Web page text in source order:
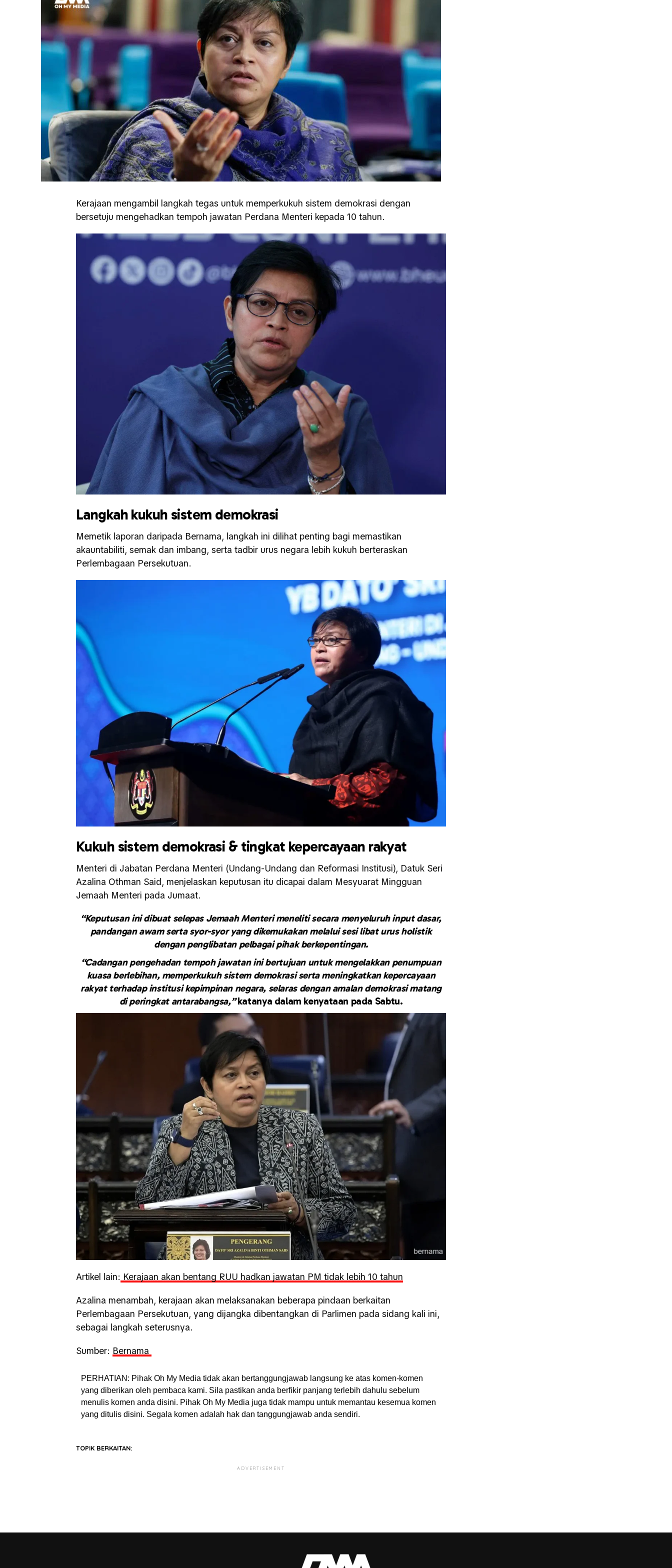
Kerajaan mengambil langkah tegas untuk memperkukuh sistem demokrasi dengan
bersetuju mengehadkan tempoh jawatan Perdana Menteri kepada 10 tahun.
Langkah kukuh sistem demokrasi
Memetik laporan daripada Bernama, langkah ini dilihat penting bagi memastikan
akauntabiliti, semak dan imbang, serta tadbir urus negara lebih kukuh berteraskan
Perlembagaan Persekutuan.
Kukuh sistem demokrasi & tingkat kepercayaan rakyat
Menteri di Jabatan Perdana Menteri (Undang-Undang dan Reformasi Institusi), Datuk Seri
Azalina Othman Said, menjelaskan keputusan itu dicapai dalam Mesyuarat Mingguan
Jemaah Menteri pada Jumaat.
“Keputusan ini dibuat selepas Jemaah Menteri meneliti secara menyeluruh input dasar,
pandangan awam serta syor-syor yang dikemukakan melalui sesi libat urus holistik
dengan penglibatan pelbagai pihak berkepentingan.
“Cadangan pengehadan tempoh jawatan ini bertujuan untuk mengelakkan penumpuan
kuasa berlebihan, memperkukuh sistem demokrasi serta meningkatkan kepercayaan
rakyat terhadap institusi kepimpinan negara, selaras dengan amalan demokrasi matang
di peringkat antarabangsa,”katanya dalam kenyataan pada Sabtu.
Artikel lain: Kerajaan akan bentang RUU hadkan jawatan PM tidak lebih 10 tahun
Azalina menambah, kerajaan akan melaksanakan beberapa pindaan berkaitan
Perlembagaan Persekutuan, yang dijangka dibentangkan di Parlimen pada sidang kali ini,
sebagai langkah seterusnya.
Sumber: Bernama
PERHATIAN: Pihak Oh My Media tidak akan bertanggungjawab langsung ke atas komen-komen
yang diberikan oleh pembaca kami. Sila pastikan anda berfikir panjang terlebih dahulu sebelum
menulis komen anda disini. Pihak Oh My Media juga tidak mampu untuk memantau kesemua komen
yang ditulis disini. Segala komen adalah hak dan tanggungjawab anda sendiri.
TOPIK BERKAITAN:
ADVERTISEMENT